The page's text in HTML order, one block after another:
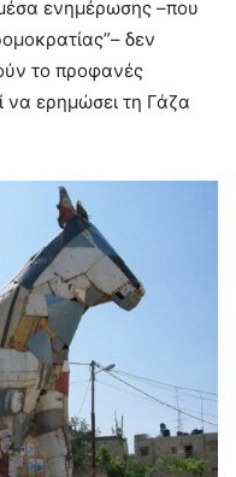
ενημέρωσης –που
δεν
το προφανές
να ερημώσει τη Γάζα